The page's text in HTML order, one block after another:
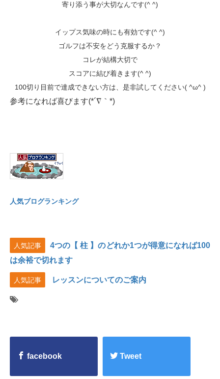
寄り添う事が大切なんです(^ ^)
イップス気味の時にも有効です(^ ^)
ゴルフは不安をどう克服するか？
コレが結構大切で
スコアに結び着きます(^ ^)
100切り目前で達成できない方は、是非試してください( ^ω^ )
参考になれば喜びます(*´∇｀*)
人気ブログランキング
人気記事
4つの【 柱 】のどれか1つが得意になれば100
は余裕で切れます
人気記事 レッスンについてのご案内
facebook Tweet